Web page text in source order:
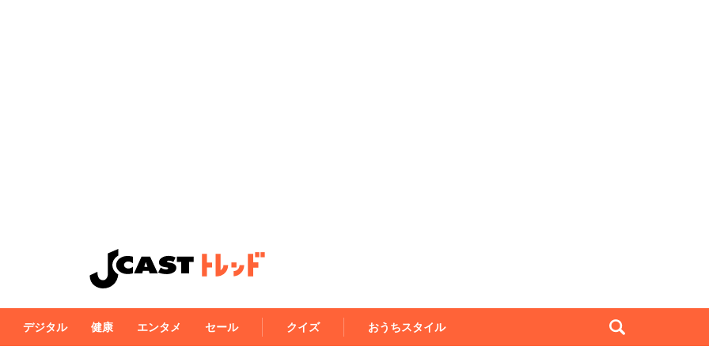
デジタル 健康 エンタメ セール クイズ おうちスタイル